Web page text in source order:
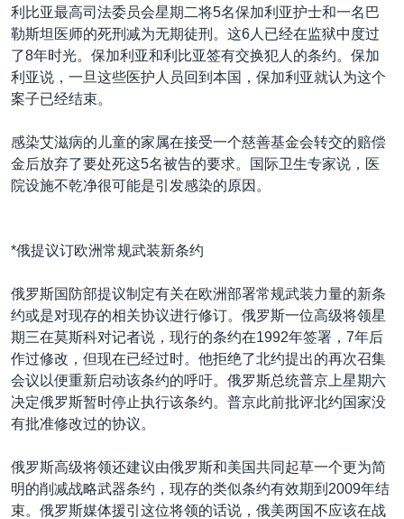
利比亚最高司法委员会星期二将5名保加利亚护士和一名巴
勒斯坦医师的死刑减为无期徒刑。这6人已经在监狱中度过
了8年时光。保加利亚和利比亚签有交换犯人的条约。保加
利亚说，一旦这些医护人员回到本国，保加利亚就认为这个
案子已经结束。
感染艾滋病的儿童的家属在接受一个慈善基金会转交的赔偿
金后放弃了要处死这5名被告的要求。国际卫生专家说，医
院设施不乾净很可能是引发感染的原因。
*俄提议订欧洲常规武装新条约
俄罗斯国防部提议制定有关在欧洲部署常规武装力量的新条
约或是对现存的相关协议进行修订。俄罗斯一位高级将领星
期三在莫斯科对记者说，现行的条约在1992年签署，7年后
作过修改，但现在已经过时。他拒绝了北约提出的再次召集
会议以便重新启动该条约的呼吁。俄罗斯总统普京上星期六
决定俄罗斯暂时停止执行该条约。普京此前批评北约国家没
有批准修改过的协议。
俄罗斯高级将领还建议由俄罗斯和美国共同起草一个更为简
明的削减战略武器条约，现存的类似条约有效期到2009年结
束。俄罗斯媒体援引这位将领的话说，俄美两国不应该在战